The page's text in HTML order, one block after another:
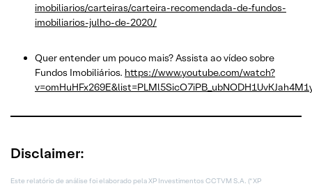
imobiliarios/carteiras/carteira-recomendada-de-fundos-
imobiliarios-julho-de-2020/
Quer entender um pouco mais? Assista ao vídeo sobre
Fundos Imobiliários. https://www.youtube.com/watch?
Disclaimer:
Este relatório de análise foi elaborado pela XP Investimentos CCTVM S.A. (“XP